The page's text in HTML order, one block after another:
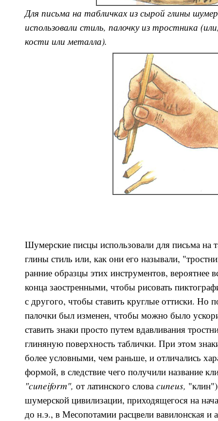
Для письма на табличках из сырой глины
использовали стиль, палочку из тростника
кости или металла).
Шумерские писцы использовали для письма на
глины стиль или, как они его называли,
ранние образцы этих инструментов, вероятнее
конца заостренными, чтобы рисовать
с другого, чтобы ставить круглые оттиски. Но
палочки был изменен, чтобы можно было
ставить знаки просто путем вдавливания
глиняную поверхность таблички. При этом
более условными, чем раньше, и отличались
формой, в следствие чего получили название
"cuneiform",от латинского словаcuneus,
шумерской цивилизации, приходящегося на
до н.э., в Месопотамии расцвели вавилонская и